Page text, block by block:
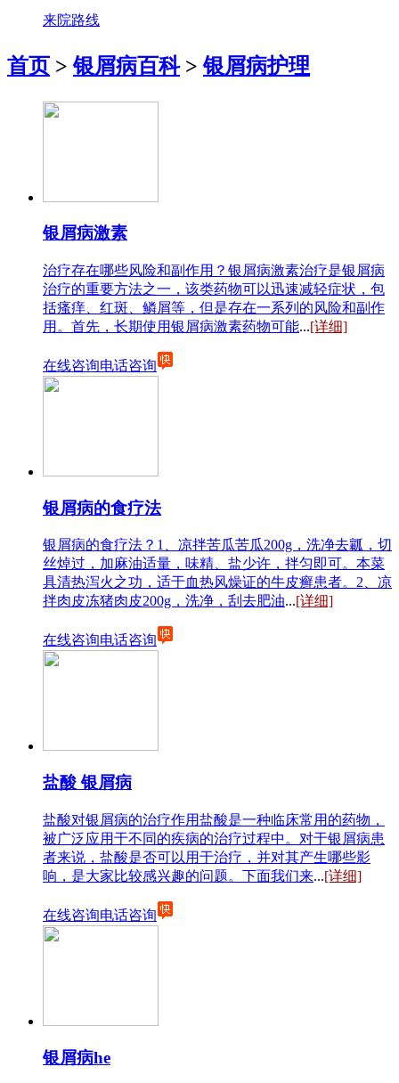
来院路线
首页 >银屑病百科>银屑病护理
银屑病激素
治疗存在哪些风险和副作用？银屑病激素治疗是银屑病
治疗的重要方法之一，该类药物可以迅速减轻症状，包
括瘙痒、红斑、鳞屑等，但是存在一系列的风险和副作
用。首先，长期使用银屑病激素药物可能...[详细]
在线咨询电话咨询
银屑病的食疗法
银屑病的食疗法？1、凉拌苦瓜苦瓜200g，洗净去瓤，切
丝焯过，加麻油适量，味精、盐少许，拌匀即可。本菜
具清热泻火之功，适于血热风燥证的牛皮癣患者。2、凉
拌肉皮冻猪肉皮200g，洗净，刮去肥油...[详细]
在线咨询电话咨询
盐酸 银屑病
盐酸对银屑病的治疗作用盐酸是一种临床常用的药物，
被广泛应用于不同的疾病的治疗过程中。对于银屑病患
者来说，盐酸是否可以用于治疗，并对其产生哪些影
响，是大家比较感兴趣的问题。下面我们来...[详细]
在线咨询电话咨询
银屑病he